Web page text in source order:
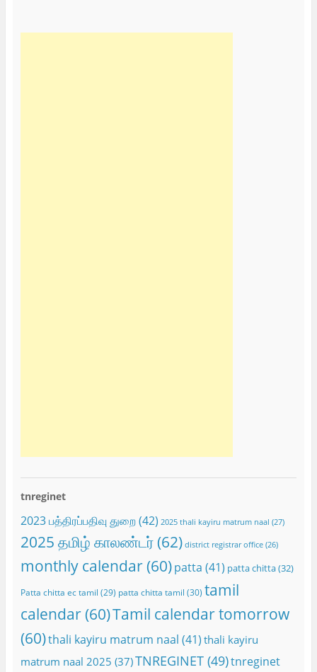
tnreginet
2023 பத்திரப்பதிவு துறை(42) 2025 thali kayiru matrum naal (27)
2025 தமிழ் காலண்டர்(62) district registrar office(26)
monthly calendar(60) patta (41) patta chitta(32)
Patta chitta ec tamil (29) patta chitta tamil (30) tamil
calendar(60)Tamil calendar tomorrow
(60)thali kayiru matrum naal (41) thali kayiru
matrum naal 2025 (37)TNREGINET(49)tnreginet